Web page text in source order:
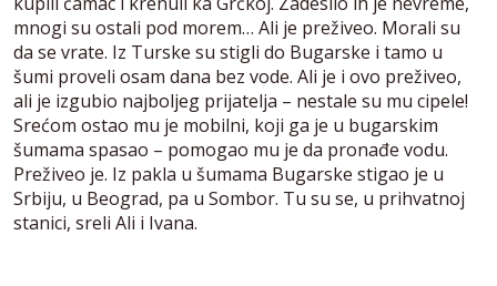
mnogi su ostali pod morem… Ali je preživeo. Morali su
da se vrate. Iz Turske su stigli do Bugarske i tamo u
šumi proveli osam dana bez vode. Ali je i ovo preživeo,
ali je izgubio najboljeg prijatelja – nestale su mu cipele!
Srećom ostao mu je mobilni, koji ga je u bugarskim
šumama spasao – pomogao mu je da pronađe vodu.
Preživeo je. Iz pakla u šumama Bugarske stigao je u
Srbiju, u Beograd, pa u Sombor. Tu su se, u prihvatnoj
stanici, sreli Ali i Ivana.